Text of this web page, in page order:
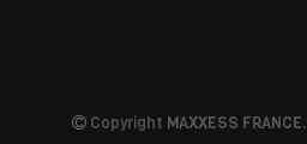
Copyright MAXXESS FRANCE.